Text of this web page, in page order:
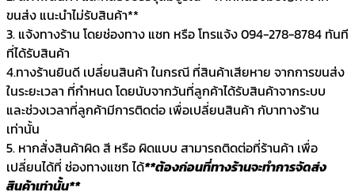
สแนร์
quantity
ขนส่ง แนะนำไม่รับสินค้า**
3. แจ้งทางร้าน โดยช่องทาง แชท หรือ โทรแจ้ง 094-278-8784 ทันที
ที่ได้รับสินค้า
4.ทางร้านยินดี เปลี่ยนสินค้า ในกรณี ที่สินค้าเสียหาย จากการขนส่ง
ในระยะเวลา ที่กำหนด โดยนับจากวันที่ลูกค้าได้รับสินค้าจากระบบ
และช่วงเวลาที่ลูกค้ามีการติดต่อ เพื่อเปลี่ยนสินค้า กับาทางร้าน
เท่านั้น
5. หากสั่งสินค้าผิด สี หรือ ผิดแบบ สามารถติดต่อที่ร้านค้า เพื่อ
เปลี่ยนได้ที่ ช่องทางแชท ได้**ต้องก่อนที่ทางร้านจะทำการจัดส่ง
สินค้าเท่านั้น**